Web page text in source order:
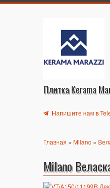
Плитка Kerama
Напишите нам в
Главная » Milano »
Milano